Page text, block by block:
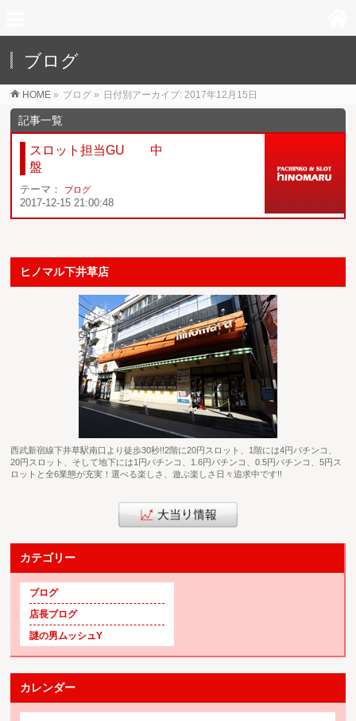
ブログ
HOME » ブログ » 日付別アーカイブ: 2017年12月15日
スロット担当GU 中
盤
テーマ： ブログ
2017-12-15 21:00:48
ヒノマル下井草店
西武新宿線下井草駅南口より徒歩30秒!!2階に20円スロット、1階には4円パチンコ、
20円スロット、そして地下には1円パチンコ、1.6円パチンコ、0.5円パチンコ、5円ス
ロットと全6業態が充実！選べる楽しさ、遊ぶ楽しさ日々追求中です!!
カテゴリー
ブログ
店長ブログ
謎の男ムッシュY
カレンダー